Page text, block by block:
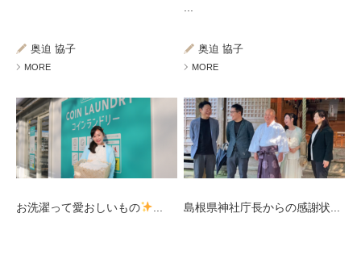
奥迫 協子
MORE
奥迫 協子
MORE
お洗濯って愛おしいもの 島根県神社庁長からの感謝状...